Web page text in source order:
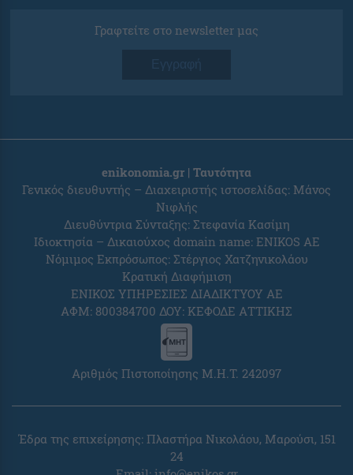
Γραφτείτε στο newsletter μας
Εγγραφή
enikonomia.gr | Ταυτότητα
Γενικός διευθυντής – Διαχειριστής ιστοσελίδας: Μάνος
Νιφλής
Διευθύντρια Σύνταξης: Στεφανία Κασίμη
Ιδιοκτησία – Δικαιούχος domain name: ENIKOS AE
Νόμιμος Εκπρόσωπος: Στέργιος Χατζηνικολάου
Κρατική Διαφήμιση
ΕΝΙΚΟΣ ΥΠΗΡΕΣΙΕΣ ΔΙΑΔΙΚΤΥΟΥ ΑΕ
ΑΦΜ: 800384700 ΔΟΥ: ΚΕΦΟΔΕ ΑΤΤΙΚΗΣ
Αριθμός Πιστοποίησης Μ.Η.Τ. 242097
Έδρα της επιχείρησης: Πλαστήρα Νικολάου, Μαρούσι, 151
24